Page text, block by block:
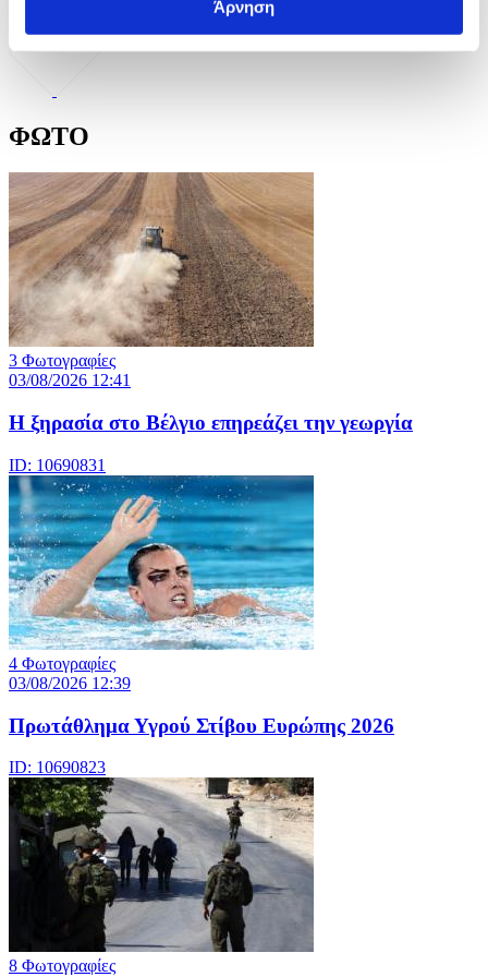
Άρνηση
ΦΩΤΟ
3 Φωτογραφίες
03/08/2026 12:41
Η ξηρασία στο Βέλγιο επηρεάζει την γεωργία
ID: 10690831
4 Φωτογραφίες
03/08/2026 12:39
Πρωτάθλημα Υγρού Στίβου Ευρώπης 2026
ID: 10690823
8 Φωτογραφίες